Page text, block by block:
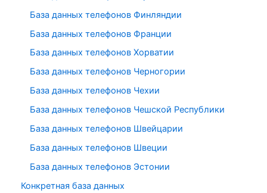
База данных телефонов Финляндии
База данных телефонов Франции
База данных телефонов Хорватии
База данных телефонов Черногории
База данных телефонов Чехии
База данных телефонов Чешской Республики
База данных телефонов Швейцарии
База данных телефонов Швеции
База данных телефонов Эстонии
Конкретная база данных